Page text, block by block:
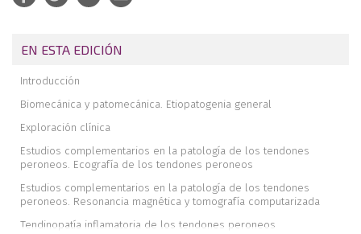
EN ESTA EDICIÓN
Introducción
Biomecánica y patomecánica. Etiopatogenia general
Exploración clínica
Estudios complementarios en la patología de los tendones
peroneos. Ecografía de los tendones peroneos
Estudios complementarios en la patología de los tendones
peroneos. Resonancia magnética y tomografía computarizada
Tendinopatía inflamatoria de los tendones peroneos